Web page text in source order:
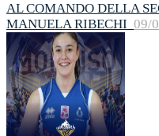
AL COMANDO DELLA
MANUELA RIBECHI 09/